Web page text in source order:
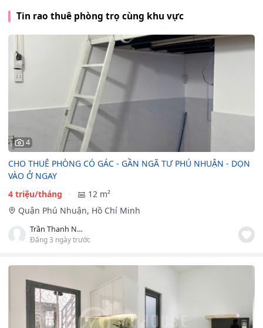
Tin rao thuê phòng trọ cùng khu vực
4
CHO THUÊ PHÒNG CÓ GÁC - GẦN NGÃ TƯ PHÚ NHUẬN - DỌN
VÀO Ở NGAY
4 triệu/tháng
12 m²
Quận Phú Nhuận, Hồ Chí Minh
Trần Thanh Nga
Đăng 3 ngày trước